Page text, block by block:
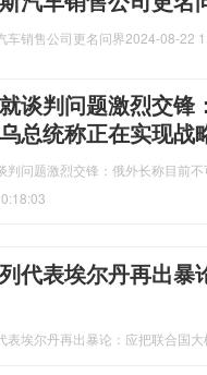
车销售公司更名问界2024-08-22
谈判问题激烈交锋
总统称正在实现战
判问题激烈交锋：俄外长称目前
代表埃尔丹再出暴
表埃尔丹再出暴论：应把联合国